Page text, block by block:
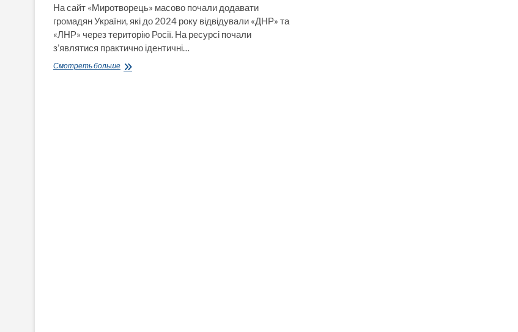
На сайт «Миротворець» масово почали додавати
громадян України, які до 2024 року відвідували «ДНР» та
«ЛНР» через територію Росії. На ресурсі почали
з’являтися практично ідентичні…
Смотреть большеНа